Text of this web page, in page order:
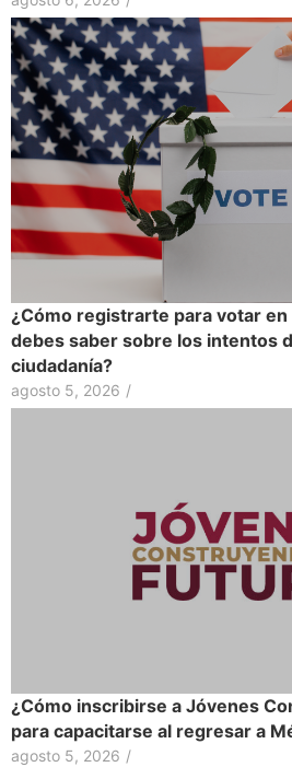
¿Cómo registrarte para votar en
debes saber sobre los intentos
ciudadanía?
agosto 5, 2026 /
¿Cómo inscribirse a Jóvenes
para capacitarse al regresar a
agosto 5, 2026 /